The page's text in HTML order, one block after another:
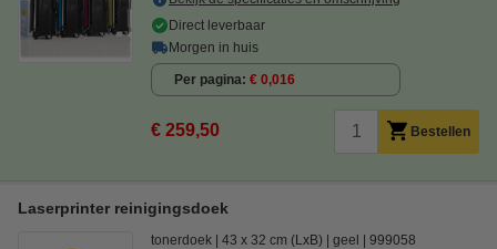
Direct leverbaar
Morgen in huis
Per pagina € 0,016
€ 259,50 Bestellen
Laserprinter reinigingsdoek
tonerdoek 43 x 32 cm (LxB) geel 999058